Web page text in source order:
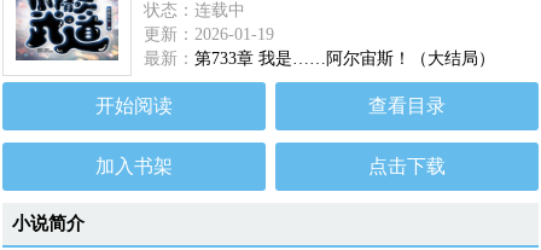
状态：连载中
更新：2026-01-19
最新：第733章 我是……阿尔宙斯！（大结局）
开始阅读 查看目录
加入书架 点击下载
小说简介